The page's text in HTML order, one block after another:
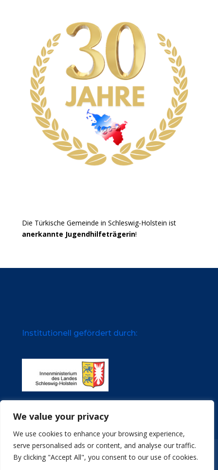
We value your privacy
We use cookies to enhance your browsing experience,
serve personalised ads or content, and analyse our traffic.
By clicking "Accept All", you consent to our use of cookies.
Die Türkische Gemeinde in Schleswig-Holstein ist
anerkannte Jugendhilfeträgerin!
Institutionell gefördert durch:
Impressum Datenschutz
Stellenangebote